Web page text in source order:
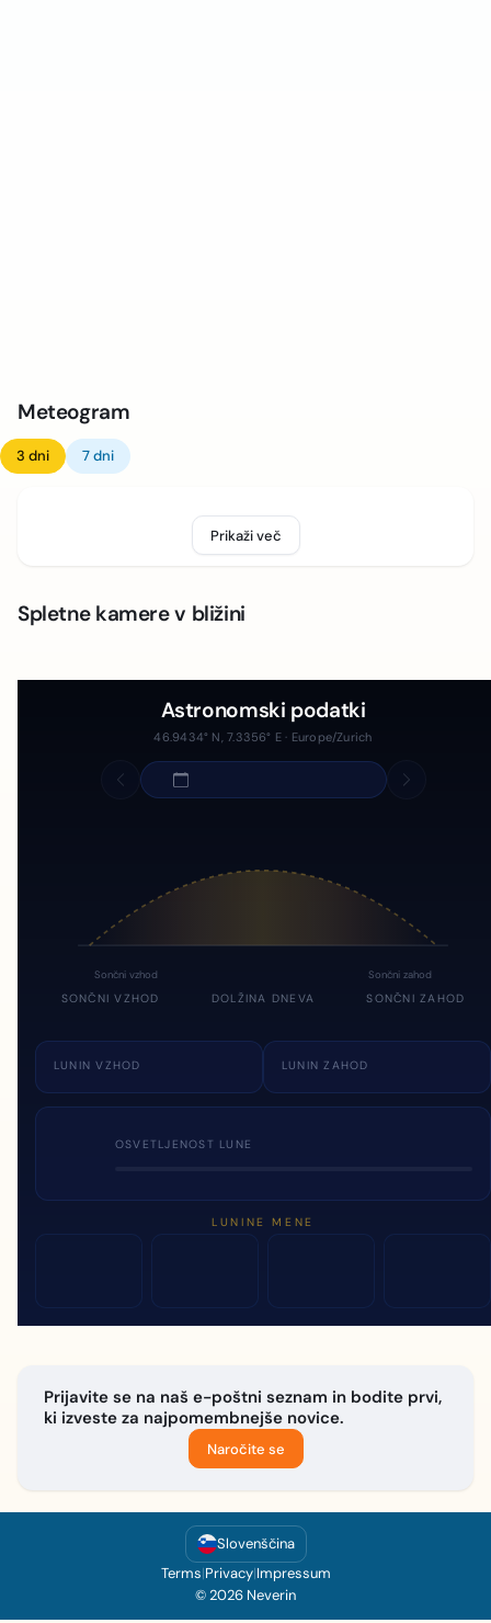
Meteogram
3 dni 7 dni
Prikaži več
Spletne kamere v bližini
Astronomski podatki
46.9434° N, 7.3356° E · Europe/Zurich
Sončni vzhod Sončni zahod
SONČNI VZHOD DOLŽINA DNEVA SONČNI ZAHOD
LUNIN VZHOD LUNIN ZAHOD
OSVETLJENOST LUNE
LUNINE MENE
Prijavite se na naš e-poštni seznam in bodite prvi,
ki izveste za najpomembnejše novice.
Naročite se
Slovenščina
Terms|Privacy|Impressum
© 2026 Neverin